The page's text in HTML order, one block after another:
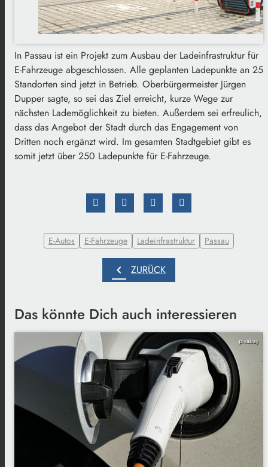
In Passau ist ein Projekt zum Ausbau der Ladeinfrastruktur für
E-Fahrzeuge abgeschlossen. Alle geplanten Ladepunkte an 25
Standorten sind jetzt in Betrieb. Oberbürgermeister Jürgen
Dupper sagte, so sei das Ziel erreicht, kurze Wege zur
nächsten Lademöglichkeit zu bieten. Außerdem sei erfreulich,
dass das Angebot der Stadt durch das Engagement von
Dritten noch ergänzt wird. Im gesamten Stadtgebiet gibt es
somit jetzt über 250 Ladepunkte für E-Fahrzeuge.
E-Autos E-Fahrzeuge Ladeinfrastruktur Passau
chevron_left ZURÜCK
Das könnte Dich auch interessieren
pixabay